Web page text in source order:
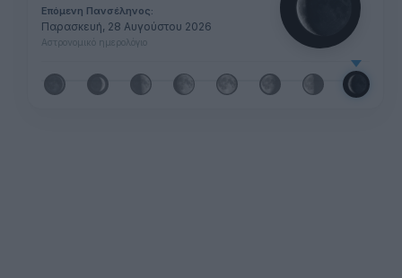
Επόμενη Πανσέληνος:
Παρασκευή, 28 Αυγούστου 2026
Αστρονομικό ημερολόγιο